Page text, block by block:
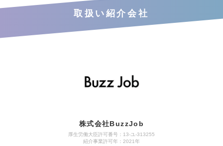
取扱い紹介会社
株式会社BuzzJob
厚生労働大臣許可番号：13-ユ-313255
紹介事業許可年：2021年